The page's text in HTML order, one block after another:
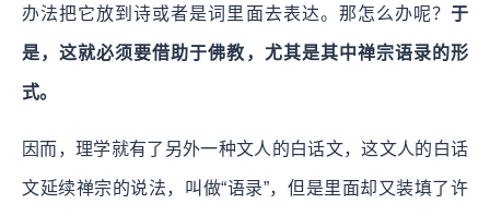
办法把它放到诗或者是词里面去表达。那怎么办呢？ 于
是，这就必须要借助于佛教，尤其是其中禅宗语录的形
式。
因而，理学就有了另外一种文人的白话文，这文人的白话
文延续禅宗的说法，叫做“语录”，但是里面却又装填了许